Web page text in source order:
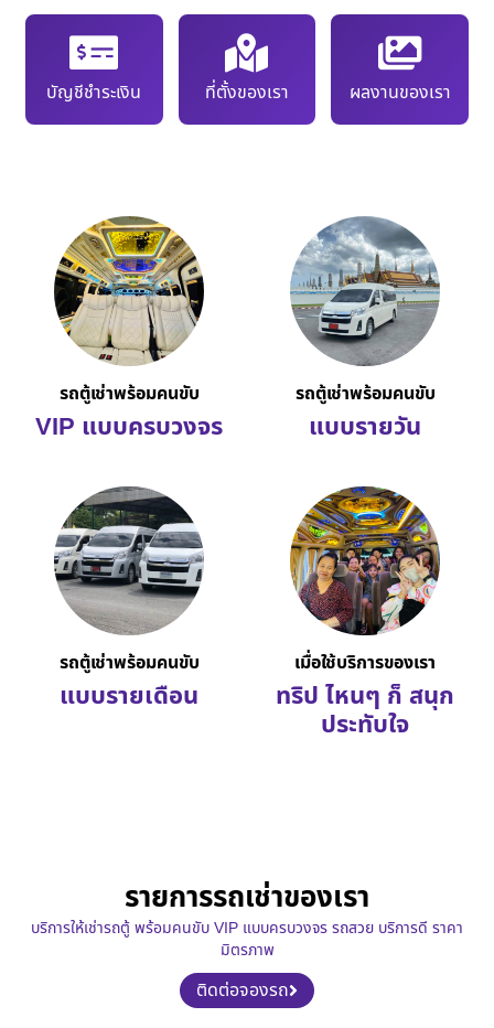
บัญชีชำระเงิน ที่ตั้งของเรา ผลงานของเรา
รถตู้เช่าพร้อมคนขับ
VIP แบบครบวงจร
รถตู้เช่าพร้อมคนขับ
แบบรายวัน
รถตู้เช่าพร้อมคนขับ
แบบรายเดือน
เมื่อใช้บริการของเรา
ทริป ไหนๆ ก็ สนุก
ประทับใจ
รายการรถเช่าของเรา
บริการให้เช่ารถตู้ พร้อมคนขับ VIP แบบครบวงจร รถสวย บริการดี ราคา
มิตรภาพ
ติดต่อจองรถ